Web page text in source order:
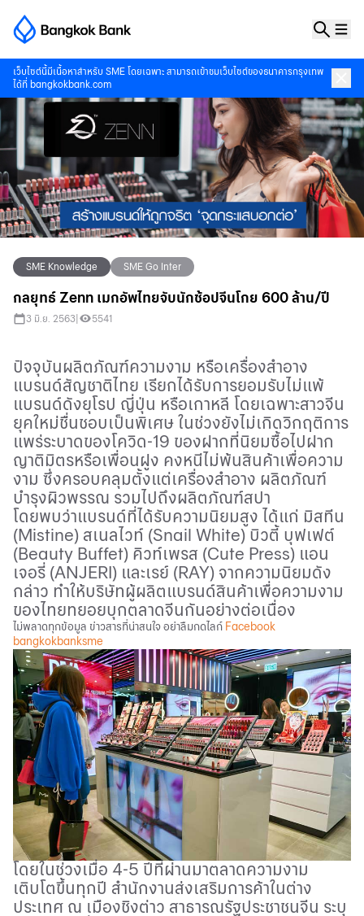
เว็บไซต์นี้มีเนื้อหาสำหรับ SME โดยเฉพาะ สามารถเข้าชมเว็บไซต์ของธนาคารกรุงเทพ
ได้ที่ bangkokbank.com
SME Knowledge SME Go Inter
กลยุทธ์ Zenn เมกอัพไทยจับนักช้อปจีนโกย 600 ล้าน/ปี
3 มิ.ย. 2563 5541
ปัจจุบันผลิตภัณฑ์ความงาม หรือเครื่องสำอาง
แบรนด์สัญชาติไทย เรียกได้รับการยอมรับไม่แพ้
แบรนด์ดังยุโรป ญี่ปุ่น หรือเกาหลี โดยเฉพาะสาวจีน
ยุคใหม่ชื่นชอบเป็นพิเศษ ในช่วงยังไม่เกิดวิกฤติการ
แพร่ระบาดของโควิด-19 ของฝากที่นิยมซื้อไปฝาก
ญาติมิตรหรือเพื่อนฝูง คงหนีไม่พ้นสินค้าเพื่อความ
งาม ซึ่งครอบคลุมตั้งแต่เครื่องสำอาง ผลิตภัณฑ์
บำรุงผิวพรรณ รวมไปถึงผลิตภัณฑ์สปา
โดยพบว่าแบรนด์ที่ได้รับความนิยมสูง ได้แก่ มิสทีน
(Mistine) สเนลไวท์ (Snail White) บิวตี้ บุฟเฟต์
(Beauty Buffet) คิวท์เพรส (Cute Press) แอน
เจอรี่ (ANJERI) และเรย์ (RAY) จากความนิยมดัง
กล่าว ทําให้บริษัทผู้ผลิตแบรนด์สินค้าเพื่อความงาม
ของไทยทยอยบุกตลาดจีนกันอย่างต่อเนื่อง
ไม่พลาดทุกข้อมูล ข่าวสารที่น่าสนใจ อย่าลืมกดไลก์ Facebook
bangkokbanksme
โดยในช่วงเมื่อ 4-5 ปีที่ผ่านมาตลาดความงาม
เติบโตขึ้นทุกปี สำนักงานส่งเสริมการค้าในต่าง
ประเทศ ณ เมืองชิงต่าว สาธารณรัฐประชาชนจีน ระบุ